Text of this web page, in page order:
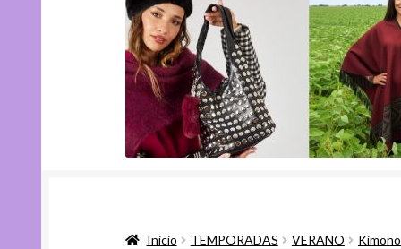
Inicio TEMPORADAS VERANO